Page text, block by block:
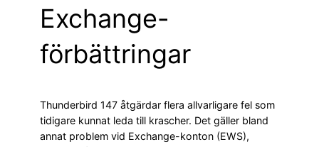
Exchange-
förbättringar
Thunderbird 147 åtgärdar flera allvarligare fel som
tidigare kunnat leda till krascher. Det gäller bland
annat problem vid Exchange-konton (EWS),